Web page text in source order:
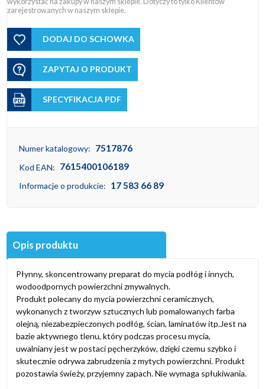
zarejestrowanych w naszym sklepie.
DODAJ DO SCHOWKA
ZAPYTAJ O PRODUKT
SPECYFIKACJA PDF
Numer katalogowy: 7517876
Kod EAN: 7615400106189
Informacje o produkcie: 17 583 66 89
Opis produktu
Płynny, skoncentrowany preparat do mycia podłóg i innych,
wodoodpornych powierzchni zmywalnych.
Produkt polecany do mycia powierzchni ceramicznych,
wykonanych z tworzyw sztucznych lub pomalowanych farba
olejną, niezabezpieczonych podłóg, ścian, laminatów itp.Jest na
bazie aktywnego tlenu, który podczas procesu mycia,
uwalniany jest w postaci pęcherzyków, dzięki czemu szybko i
skutecznie odrywa zabrudzenia z mytych powierzchni. Produkt
pozostawia świeży, przyjemny zapach. Nie wymaga spłukiwania.